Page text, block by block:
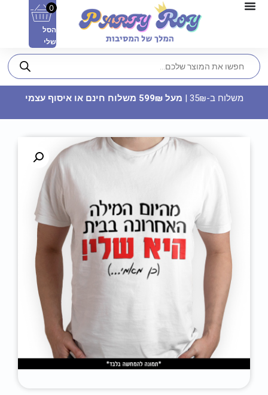
זיקוק - מספר 8
7.90₪
ADD
0
הסל
שלי
משלוח ב-35₪ | מעל 599₪ משלוח חינם או איסוף עצמי